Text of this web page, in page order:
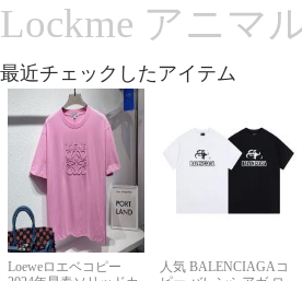
Lockme アニマ
最近チェックしたアイテム
Loeweロエベコピー
人気 BALENCIAGAコ